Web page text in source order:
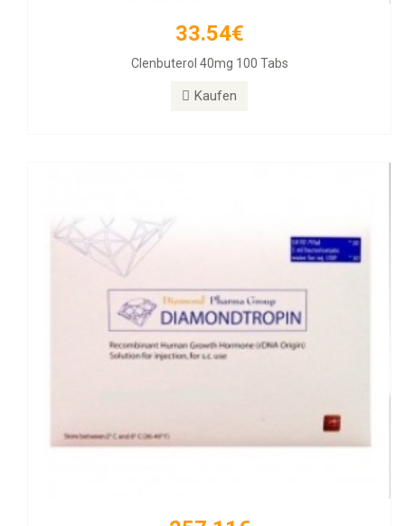
33.54€
Clenbuterol 40mg 100 Tabs
Kaufen
257.11€
Diamondtropin